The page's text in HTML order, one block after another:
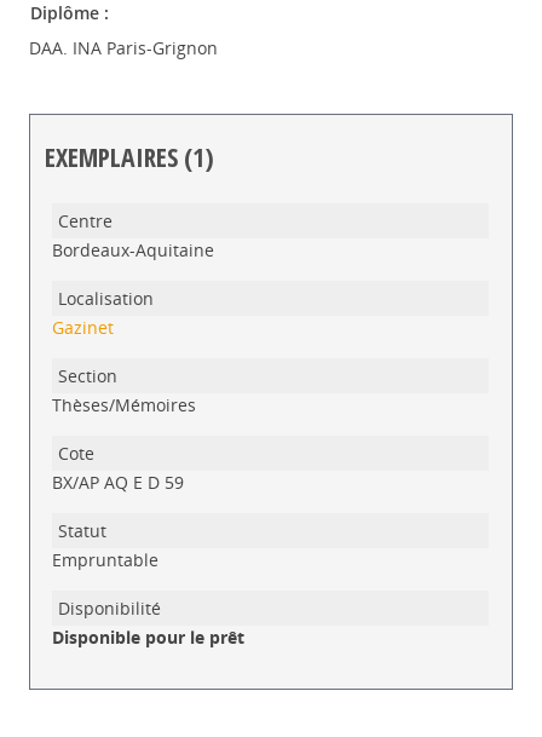
Diplôme :
DAA. INA Paris-Grignon
EXEMPLAIRES (1)
Bordeaux-Aquitaine
Gazinet
Thèses/Mémoires
BX/AP AQ E D 59
Empruntable
Disponible pour le prêt